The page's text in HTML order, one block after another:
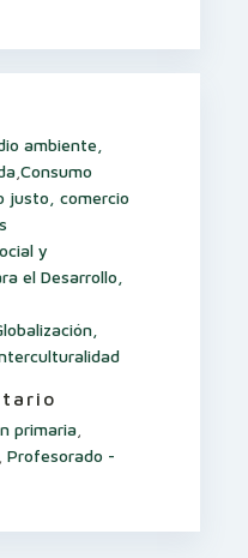
ambiente,
Consumo
justo, comercio
y
el Desarrollo,
primaria
Profesorado -